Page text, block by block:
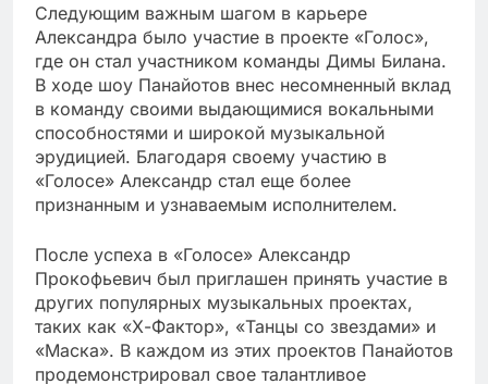
Следующим важным шагом в карьере
Александра было участие в проекте «Голос»,
где он стал участником команды Димы Билана.
В ходе шоу Панайотов внес несомненный вклад
в команду своими выдающимися вокальными
способностями и широкой музыкальной
эрудицией. Благодаря своему участию в
«Голосе» Александр стал еще более
признанным и узнаваемым исполнителем.
После успеха в «Голосе» Александр
Прокофьевич был приглашен принять участие в
других популярных музыкальных проектах,
таких как «Х-Фактор», «Танцы со звездами» и
«Маска». В каждом из этих проектов Панайотов
продемонстрировал свое талантливое